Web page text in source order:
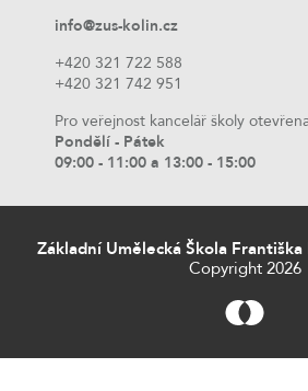
info@zus-kolin.cz
+420 321 722 588
+420 321 742 951
Pro veřejnost kancelář školy
Pondělí - Pátek
09:00 - 11:00 a 13:00 - 15:00
Základní Umělecká Škola
Copyright 2026